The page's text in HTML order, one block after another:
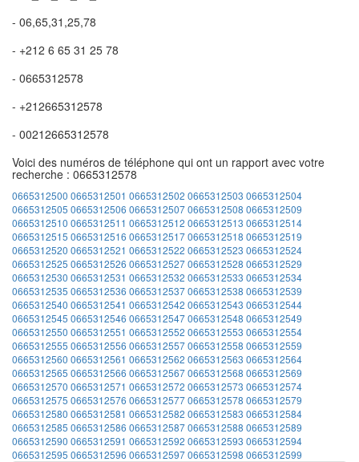
- 06,65,31,25,78
- +212 6 65 31 25 78
- 0665312578
- +212665312578
- 00212665312578
Voici des numéros de téléphone qui ont un rapport avec votre
recherche : 0665312578
0665312500 0665312501 0665312502 0665312503 0665312504
0665312505 0665312506 06653125070665312508 0665312509
0665312510 0665312511 0665312512 0665312513 0665312514
0665312515 0665312516 06653125170665312518 0665312519
0665312520 0665312521 0665312522 0665312523 0665312524
0665312525 0665312526 06653125270665312528 0665312529
0665312530 0665312531 0665312532 0665312533 0665312534
0665312535 0665312536 06653125370665312538 0665312539
0665312540 0665312541 0665312542 0665312543 0665312544
0665312545 0665312546 06653125470665312548 0665312549
0665312550 0665312551 0665312552 0665312553 0665312554
0665312555 0665312556 06653125570665312558 0665312559
0665312560 0665312561 0665312562 0665312563 0665312564
0665312565 0665312566 06653125670665312568 0665312569
0665312570 0665312571 0665312572 0665312573 0665312574
0665312575 0665312576 06653125770665312578 0665312579
0665312580 0665312581 0665312582 0665312583 0665312584
0665312585 0665312586 06653125870665312588 0665312589
0665312590 0665312591 0665312592 0665312593 0665312594
0665312595 0665312596 06653125970665312598 0665312599